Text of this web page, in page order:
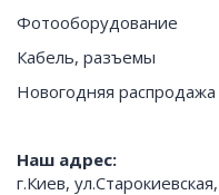
Фотооборудование
Кабель, разъемы
Новогодняя распродажа
Наш адрес:
г.Киев,